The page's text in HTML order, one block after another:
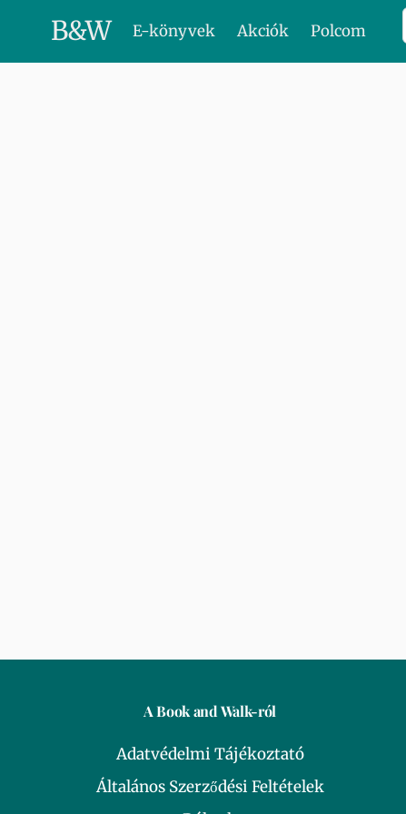
B&W E-könyvek Akciók Polcom
A Book and Walk-ról
Adatvédelmi Tájékoztató
Általános Szerződési Feltételek